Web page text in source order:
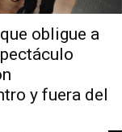
obligue a
y fuera del